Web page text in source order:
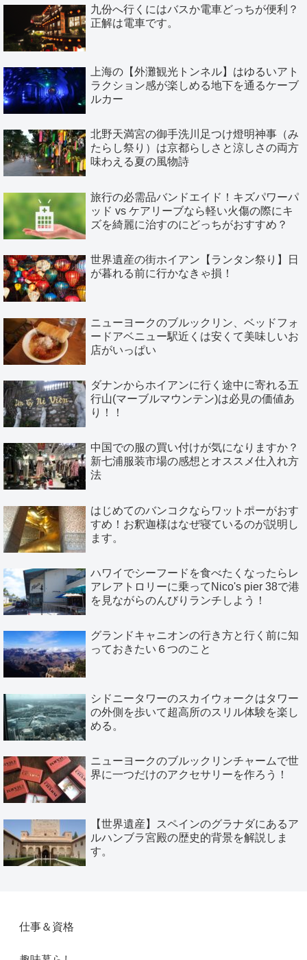
九份へ行くにはバスか電車どっちが便利？
正解は電車です。
上海の【外灘観光トンネル】はゆるいアト
ラクション感が楽しめる地下を通るケーブ
ルカー
北野天満宮の御手洗川足つけ燈明神事（み
たらし祭り）は京都らしさと涼しさの両方
味わえる夏の風物詩
旅行の必需品バンドエイド！キズパワーパ
ッド vs ケアリーブなら軽い火傷の際にキ
ズを綺麗に治すのにどっちがおすすめ？
世界遺産の街ホイアン【ランタン祭り】日
が暮れる前に行かなきゃ損！
ニューヨークのブルックリン、ベッドフォ
ードアベニュー駅近くは安くて美味しいお
店がいっぱい
ダナンからホイアンに行く途中に寄れる五
行山(マーブルマウンテン)は必見の価値あ
り！！
中国での服の買い付けが気になりますか？
新七浦服装市場の感想とオススメ仕入れ方
法
はじめてのバンコクならワットポーがおす
すめ！お釈迦様はなぜ寝ているのが説明し
ます。
ハワイでシーフードを食べたくなったらレ
アレアトロリーに乗ってNico's pier 38で港
を見ながらのんびりランチしよう！
グランドキャニオンの行き方と行く前に知
っておきたい６つのこと
シドニータワーのスカイウォークはタワー
の外側を歩いて超高所のスリル体験を楽し
める。
ニューヨークのブルックリンチャームで世
界に一つだけのアクセサリーを作ろう！
【世界遺産】スペインのグラナダにあるア
ルハンブラ宮殿の歴史的背景を解説しま
す。
仕事＆資格